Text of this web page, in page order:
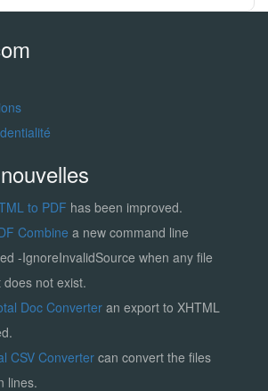
to PDF has been improved.
Combine a new command line
-IgnoreInvalidSource when any file
not exist.
Doc Converter an export to XHTML
CSV Convertercan convert the files
lines.